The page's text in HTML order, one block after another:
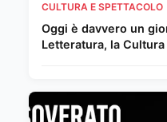
CULTURA E SPETTACOLO
Oggi è davvero un
Letteratura, la